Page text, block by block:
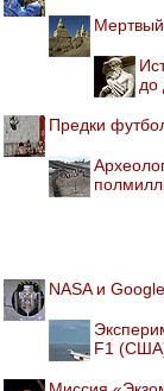
до
Предки
NASA и
F1